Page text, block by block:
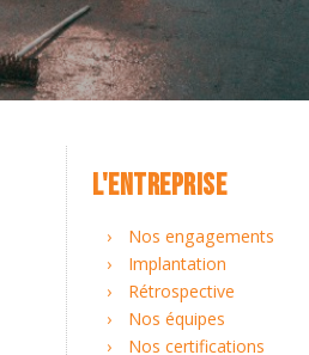
L'ENTREPRISE
Nos engagements
Implantation
Rétrospective
Nos équipes
Nos certifications